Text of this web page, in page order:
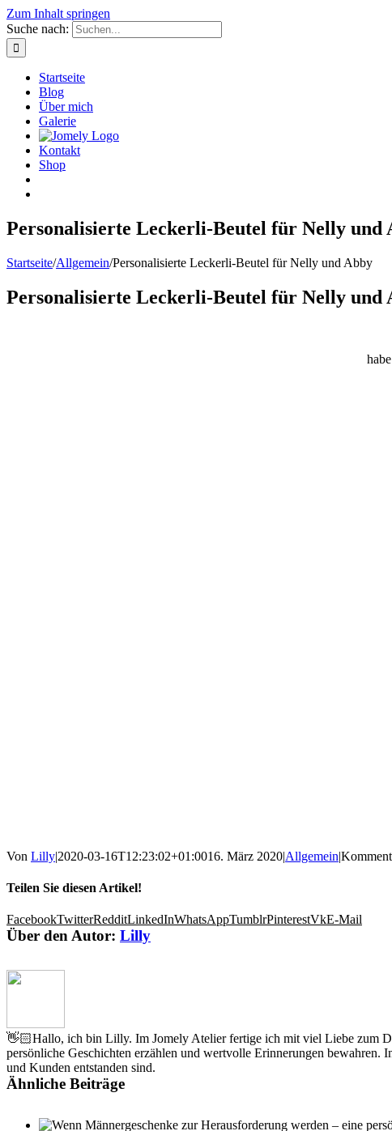
Zum Inhalt springen
Suche nach:
Startseite
Blog
Über mich
Galerie
Kontakt
Shop
Personalisierte Leckerli-Beutel für Nelly und
Startseite/Allgemein/Personalisierte Leckerli-Beutel für Nelly und Abby
Personalisierte Leckerli-Beutel für Nelly und
Von Lilly|2020-03-16T12:23:02+01:0016. März 2020|Allgemein|
Teilen Sie diesen Artikel!
FacebookTwitterRedditLinkedInWhatsAppTumblrPinterestVkE-Mail
Über den Autor: Lilly
👋🏻Hallo, ich bin Lilly. Im Jomely Atelier fertige ich mit viel Liebe zum
persönliche Geschichten erzählen und wertvolle Erinnerungen
und Kunden entstanden sind.
Ähnliche Beiträge